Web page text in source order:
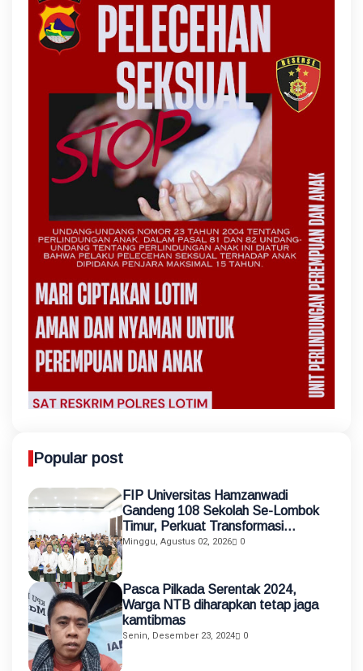
Popular post
FIP Universitas Hamzanwadi
Gandeng 108 Sekolah Se-Lombok
Timur, Perkuat Transformasi
Pendidikan melalui Asistensi
Minggu, Agustus 02, 2026 0
Pasca Pilkada Serentak 2024,
Warga NTB diharapkan tetap jaga
kamtibmas
Senin, Desember 23, 2024 0